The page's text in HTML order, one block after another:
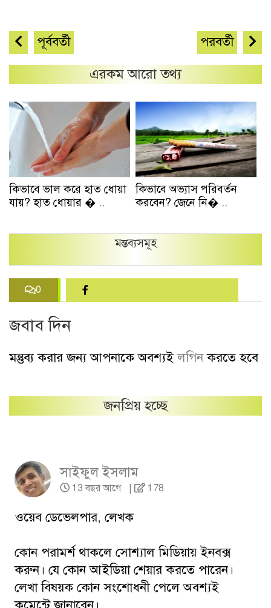
পূর্ববর্তী পরবর্তী
এরকম আরো তথ্য
কিভাবে ভাল করে হাত ধোয়া
যায়? হাত ধোয়ার � ..
কিভাবে অভ্যাস পরিবর্তন
করবেন? জেনে নি� ..
মন্তব্যসমূহ
0
জবাব দিন
মন্তুব্য করার জন্য আপনাকে অবশ্যইলগিনকরতে হবে
জনপ্রিয় হচ্ছে
সাইফুল ইসলাম
13 বছর আগে | 178
ওয়েব ডেভেলপার, লেখক
কোন পরামর্শ থাকলে সোশ্যাল মিডিয়ায় ইনবক্স
করুন। যে কোন আইডিয়া শেয়ার করতে পারেন।
লেখা বিষয়ক কোন সংশোধনী পেলে অবশ্যই
কমেন্টে জানাবেন।